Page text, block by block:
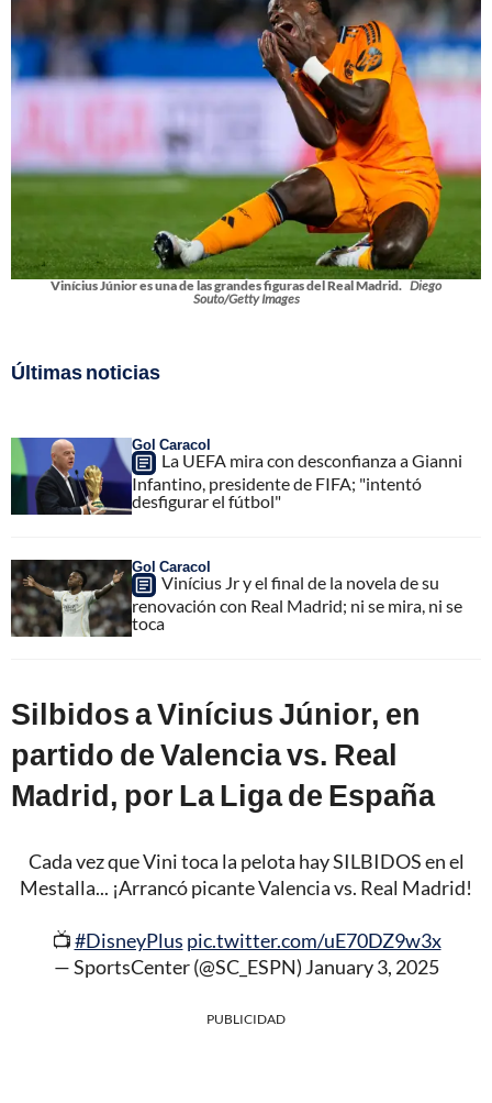
Vinícius Júnior es una de las grandes figuras del Real Madrid. Diego
Souto/Getty Images
Últimas noticias
Gol Caracol
La UEFA mira con desconfianza a Gianni
Infantino, presidente de FIFA; "intentó
desfigurar el fútbol"
Gol Caracol
Vinícius Jr y el final de la novela de su
renovación con Real Madrid; ni se mira, ni se
toca
Silbidos a Vinícius Júnior, en
partido de Valencia vs. Real
Madrid, por La Liga de España
Cada vez que Vini toca la pelota hay SILBIDOS en el
Mestalla... ¡Arrancó picante Valencia vs. Real Madrid!
📺#DisneyPlus pic.twitter.com/uE70DZ9w3x
— SportsCenter (@SC_ESPN) January 3, 2025
PUBLICIDAD